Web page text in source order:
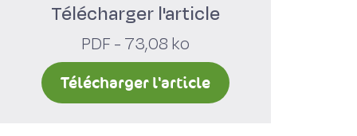
Télécharger l'article
PDF - 73,08 ko
Télécharger l'article